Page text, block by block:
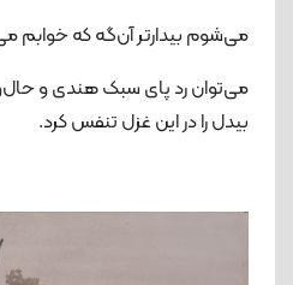
می‌شوم بیدارتر آن‌گه که خوابم
می‌توان رد پای سبک هندی و
بیدل را در این غزل تنفس کرد.